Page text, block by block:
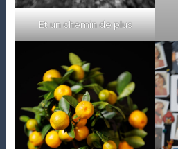
Et un chemin de plus